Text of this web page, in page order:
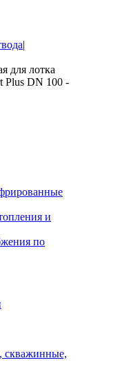
|
для лотка
Plus DN 100 -
и
по
скважинные,